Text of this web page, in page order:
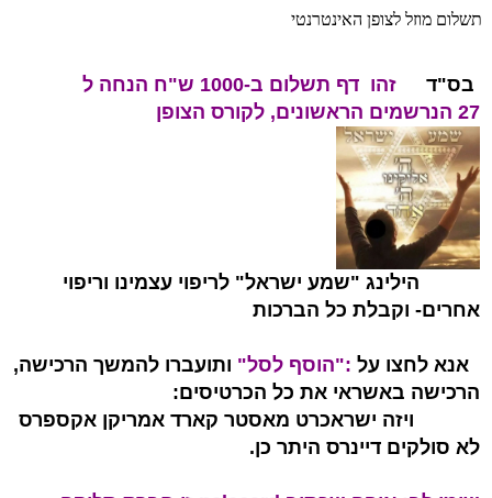
תשלום מוזל לצופן האינטרנטי
בס"ד
זהו דף תשלום ב-1000 ש"ח הנחה ל
27 הנרשמים הראשונים, לקורס הצופן
הילינג "שמע ישראל" לריפוי עצמינו וריפוי
אחרים- וקבלת כל הברכות
אנא לחצו על :"הוסף לסל" ותועברו להמשך הרכישה,
הרכישה באשראי את כל הכרטיסים:
ויזה ישראכרט מאסטר קארד אמריקן אקספרס
לא סולקים דיינרס היתר כן.